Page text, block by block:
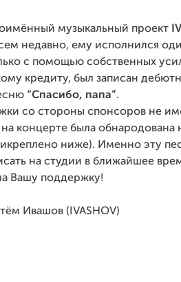
музыкальный проект
недавно, ему исполнился
с помощью собственных
кредиту, был записан
“Спасибо, папа”.
со стороны спонсоров не
концерте была обнародована
ниже). Именно эту
на студии в ближайшее
Вашу поддержку!
Ивашов ( IVASHOV)